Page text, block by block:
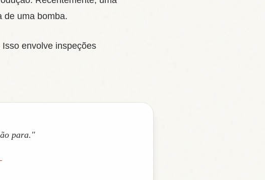
de uma bomba.
envolve inspeções
para."